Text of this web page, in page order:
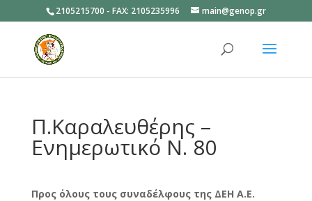
2105215700 - FAX: 2105235996 main@genop.gr
Π.Καραλευθέρης –
Ενημερωτικό Ν. 80
Προς όλους τους συναδέλφους της ΔΕΗ Α.Ε.